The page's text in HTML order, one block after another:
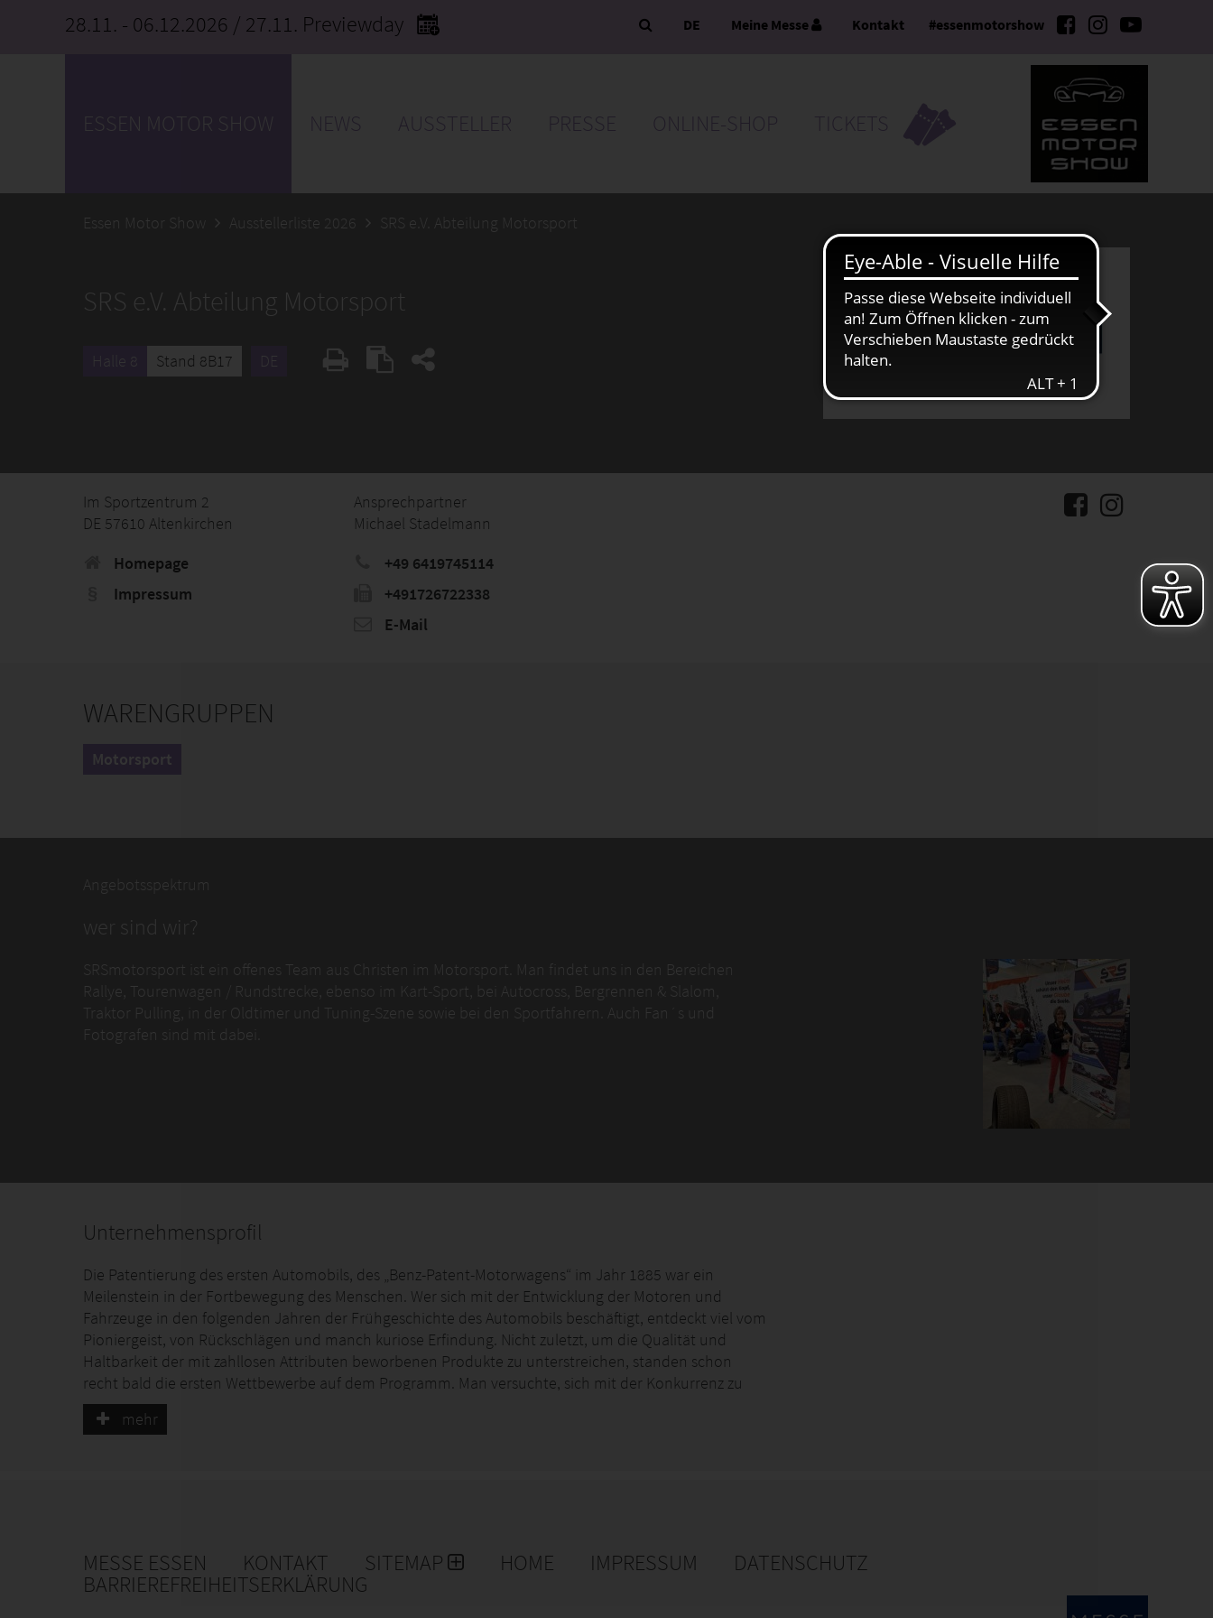
28.11. - 06.12.2026 / 27.11. Previewday #essenmotorshow
DE Meine Messe Kontakt
ESSEN MOTOR SHOW NEWS AUSSTELLER PRESSE ONLINE-SHOP TICKETS
Essen Motor Show Ausstellerliste 2026 SRS e.V. Abteilung Motorsport
SRS e.V. Abteilung Motorsport
Halle 8 Stand 8B17 DE
Im Sportzentrum 2
DE 57610 Altenkirchen
Homepage
Impressum
Ansprechpartner
Michael Stadelmann
+49 6419745114
+491726722338
E-Mail
WARENGRUPPEN
Motorsport
Angebotsspektrum
wer sind wir?
SRSmotorsport ist ein offenes Team aus Christen im Motorsport. Man findet uns in den Bereichen
Rallye, Tourenwagen / Rundstrecke, ebenso im Kart-Sport, bei Autocross, Bergrennen & Slalom,
Traktor Pulling, in der Oldtimer und Tuning-Szene sowie bei den Sportfahrern. Auch Fan´s und
Fotografen sind mit dabei.
Unternehmensprofil
Die Patentierung des ersten Automobils, des „Benz-Patent-Motorwagens“ im Jahr 1885 war ein
Meilenstein in der Fortbewegung des Menschen. Wer sich mit der Entwicklung der Motoren und
Fahrzeuge in den folgenden Jahren der Frühgeschichte des Automobils beschäftigt, entdeckt viel vom
Pioniergeist, von Rückschlägen und manch kuriose Erfindung. Nicht zuletzt, um die Qualität und
Haltbarkeit der mit zahllosen Attributen beworbenen Produkte zu unterstreichen, standen schon
recht bald die ersten Wettbewerbe auf dem Programm. Man versuchte, sich mit der Konkurrenz zu
messen und die Skepsis der Menschen in Faszination zu verwandeln: der Motorsport war geboren!
Fast ebenso breit gestreut sind die Betätigungsfelder, Interessen und Vorlieben der Teammitglieder
bei SRSmotorsport. Hier treffen sich Christen, die die Faszination des Motorsports ihr Hobby nennen
und sogar manche, die ihr Hobby zum Beruf gemacht haben. Mit von der Partie sind einige aktive
mehr
MESSE ESSEN KONTAKT SITEMAP HOME IMPRESSUM DATENSCHUTZ
BARRIEREFREIHEITSERKLÄRUNG